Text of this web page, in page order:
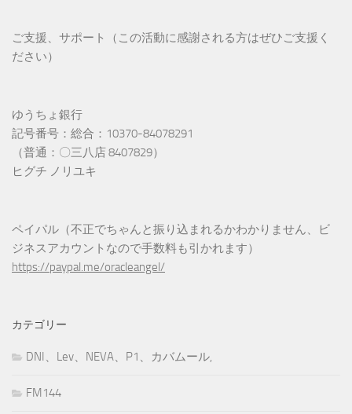
ご支援、サポート（この活動に感謝される方はぜひご支援く
ださい）
ゆうちょ銀行
記号番号：総合：10370-84078291
（普通：〇三八店 8407829）
ヒグチ ノリユキ
ペイパル（不正でちゃんと振り込まれるかわかりません、ビ
ジネスアカウントなので手数料も引かれます）
https://paypal.me/oracleangel/
カテゴリー
DNI、Lev、NEVA、P1、カバムール,
FM144